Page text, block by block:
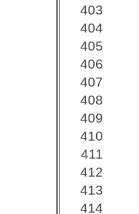
403
404
405
406
407
408
409
410
411
412
413
414